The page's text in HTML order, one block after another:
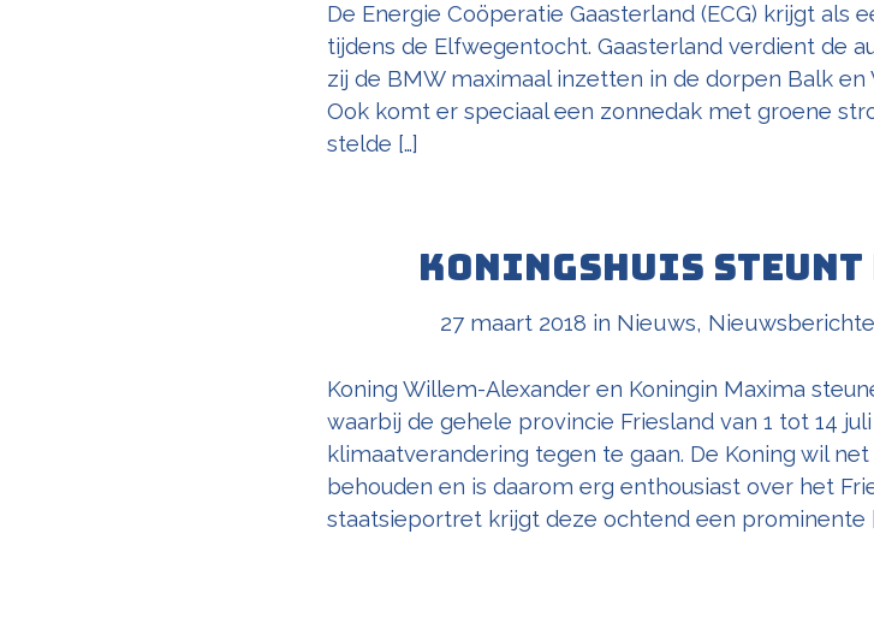
De Energie Coöperatie Gaasterland (ECG) krijgt als
tijdens de Elfwegentocht. Gaasterland verdient de
zij de BMW maximaal inzetten in de dorpen Balk en
Ook komt er speciaal een zonnedak met groene
stelde […]
Koningshuis
27 maart 2018 in Nieuws,
Koning Willem-Alexander en Koningin Maxima
waarbij de gehele provincie Friesland van 1 tot 14
klimaatverandering tegen te gaan. De Koning wil
behouden en is daarom erg enthousiast over het
staatsieportret krijgt deze ochtend een prominente